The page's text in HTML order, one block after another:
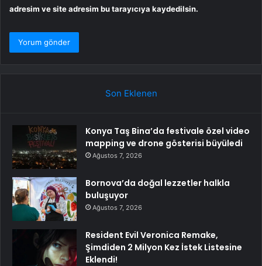
adresim ve site adresim bu tarayıcıya kaydedilsin.
Son Eklenen
Konya Taş Bina’da festivale özel video
mapping ve drone gösterisi büyüledi
Ağustos 7, 2026
Bornova’da doğal lezzetler halkla
buluşuyor
Ağustos 7, 2026
Resident Evil Veronica Remake,
Şimdiden 2 Milyon Kez İstek Listesine
Eklendi!